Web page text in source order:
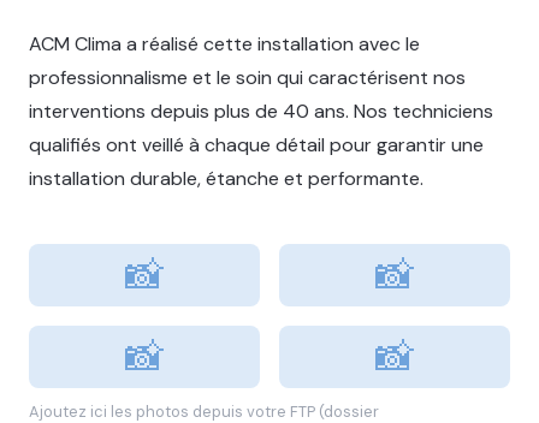
ACM Clima a réalisé cette installation avec le
professionnalisme et le soin qui caractérisent nos
interventions depuis plus de 40 ans. Nos techniciens
qualifiés ont veillé à chaque détail pour garantir une
installation durable, étanche et performante.
📸
📸
📸
📸
Ajoutez ici les photos depuis votre FTP (dossier